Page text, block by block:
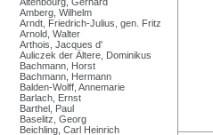
Amberg, Wilhelm
Arndt, Friedrich-Julius, gen. Fritz
Arnold, Walter
Arthois, Jacques d'
Auliczek der Ältere, Dominikus
Bachmann, Horst
Bachmann, Hermann
Balden-Wolff, Annemarie
Barlach, Ernst
Barthel, Paul
Baselitz, Georg
Beichling, Carl Heinrich